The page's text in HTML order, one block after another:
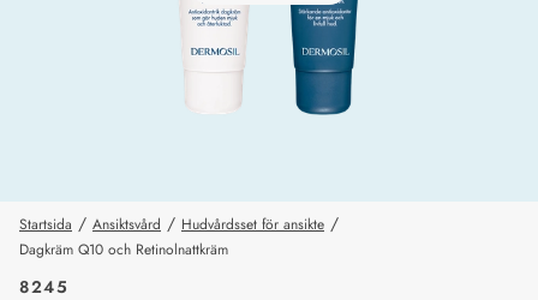
Startsida / Ansiktsvård / Hudvårdsset för ansikte /
Dagkräm Q10 och Retinolnattkräm
8245